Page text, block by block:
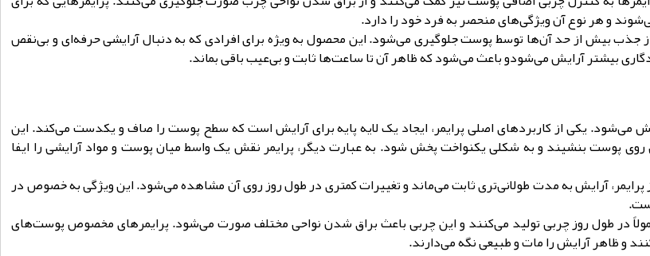
و هر نوع آن ویژگی‌های منحصر به فرد خود را دارد.
جذب بیش از حد آن‌ها توسط پوست جلوگیری می‌شود. این محصول به ویژه برای افرادی که به دنبال آرایشی حرفه‌ای و بی‌نقص
بیشتر آرایش می‌شودو باعث می‌شود که ظاهر آن تا ساعت‌ها ثابت و بی‌عیب باقی بماند.
می‌شود. یکی از کاربردهای اصلی پرایمر، ایجاد یک لایه پایه برای آرایش است که سطح پوست را صاف و یکدست می‌کند. این
پوست بنشیند و به شکلی یکنواخت پخش شود. به عبارت دیگر، پرایمر نقش یک واسط میان پوست و مواد آرایشی را ایفا
پرایمر، آرایش به مدت طولانی‌تری ثابت می‌ماند و تغییرات کمتری در طول روز روی آن مشاهده می‌شود. این ویژگی به خصوص در
در طول روز چربی تولید می‌کنند و این چربی باعث براق شدن نواحی مختلف صورت می‌شود. پرایمرهای مخصوص پوست‌های
و ظاهر آرایش را مات و طبیعی نگه می‌دارند.